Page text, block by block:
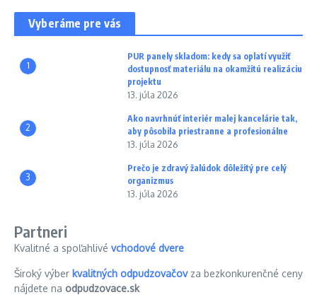
Vyberáme pre vás
1
PUR panely skladom: kedy sa oplatí využiť
dostupnosť materiálu na okamžitú realizáciu
projektu
13. júla 2026
2
Ako navrhnúť interiér malej kancelárie tak,
aby pôsobila priestranne a profesionálne
13. júla 2026
3
Prečo je zdravý žalúdok dôležitý pre celý
organizmus
13. júla 2026
Partneri
Kvalitné a spoľahlivé vchodové dvere
Široký výber kvalitných odpudzovačovza bezkonkurenčné ceny
nájdete na odpudzovace.sk